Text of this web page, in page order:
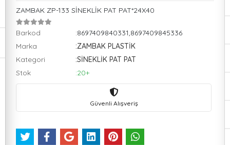
ZAMBAK ZP-133 SİNEKLİK PAT PAT*24X40
Barkod
:8697409840331,8697409845336
Marka
:ZAMBAK PLASTİK
Kategori
:SİNEKLİK PAT PAT
Stok
:20+
Güvenli Alışveriş